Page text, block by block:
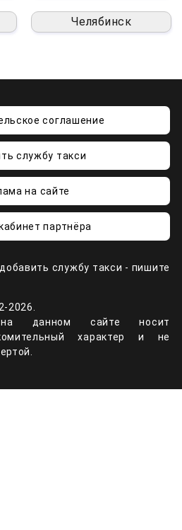
Челябинск
соглашение
службу такси
на сайте
партнёра
службу такси - пишите
2026.
данном сайте носит
характер и не